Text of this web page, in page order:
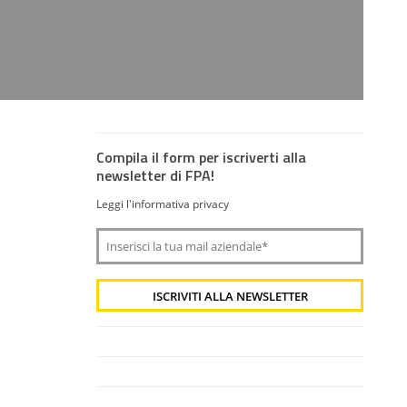
Compila il form per iscriverti alla
newsletter di FPA!
Leggi l'informativa privacy